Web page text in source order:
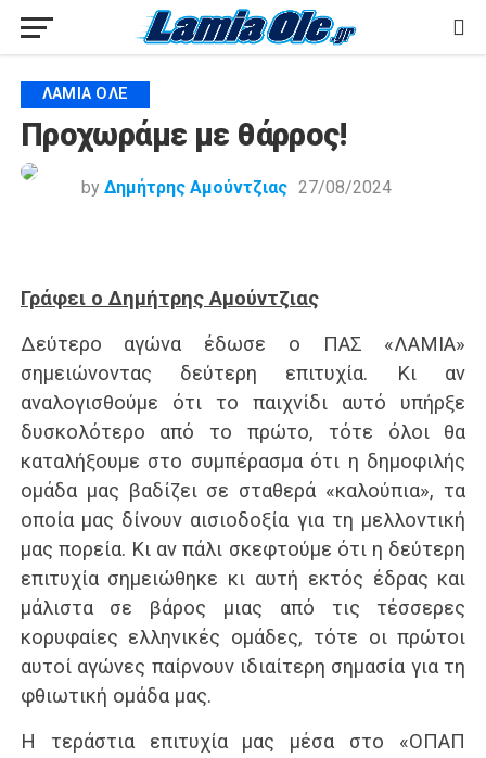
ΛΑΜΙΑ ΟΛΕ
Προχωράμε με θάρρος!
by Δημήτρης Αμούντζιας 27/08/2024
Γράφει ο Δημήτρης Αμούντζιας
Δεύτερο αγώνα έδωσε ο ΠΑΣ «ΛΑΜΙΑ»
σημειώνοντας δεύτερη επιτυχία. Κι αν
αναλογισθούμε ότι το παιχνίδι αυτό υπήρξε
δυσκολότερο από το πρώτο, τότε όλοι θα
καταλήξουμε στο συμπέρασμα ότι η δημοφιλής
ομάδα μας βαδίζει σε σταθερά «καλούπια», τα
οποία μας δίνουν αισιοδοξία για τη μελλοντική
μας πορεία. Κι αν πάλι σκεφτούμε ότι η δεύτερη
επιτυχία σημειώθηκε κι αυτή εκτός έδρας και
μάλιστα σε βάρος μιας από τις τέσσερες
κορυφαίες ελληνικές ομάδες, τότε οι πρώτοι
αυτοί αγώνες παίρνουν ιδιαίτερη σημασία για τη
φθιωτική ομάδα μας.
Η τεράστια επιτυχία μας μέσα στο «ΟΠΑΠ